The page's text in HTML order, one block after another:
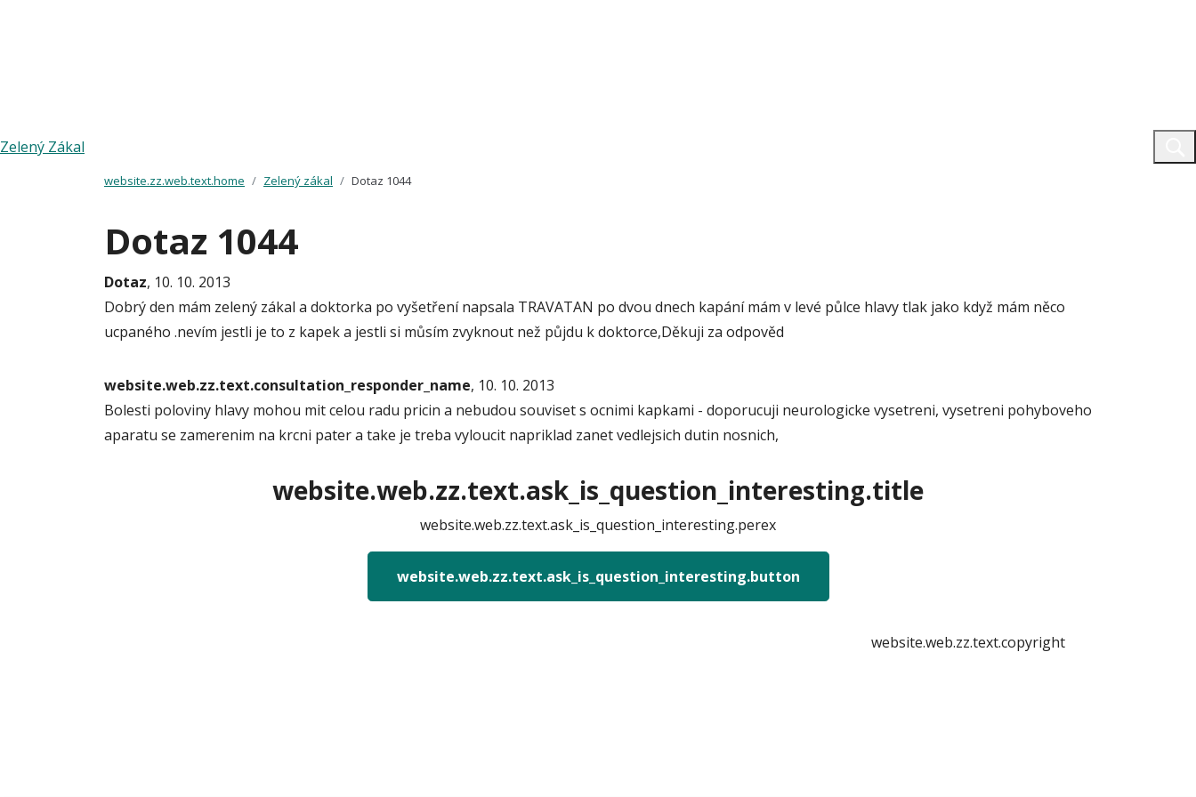
Zelený Zákal
website.zz.web.text.home Zelený zákal Dotaz 1044
Dotaz 1044
Dotaz, 10. 10. 2013
Dobrý den mám zelený zákal a doktorka po vyšetření napsala TRAVATAN po dvou dnech kapání mám v levé půlce hlavy tlak jako když mám něco
ucpaného .nevím jestli je to z kapek a jestli si můsím zvyknout než půjdu k doktorce,Děkuji za odpověd
website.web.zz.text.consultation_responder_name, 10. 10. 2013
Bolesti poloviny hlavy mohou mit celou radu pricin a nebudou souviset s ocnimi kapkami - doporucuji neurologicke vysetreni, vysetreni pohyboveho
aparatu se zamerenim na krcni pater a take je treba vyloucit napriklad zanet vedlejsich dutin nosnich,
website.web.zz.text.ask_is_question_interesting.title
website.web.zz.text.ask_is_question_interesting.perex
website.web.zz.text.ask_is_question_interesting.button
website.web.zz.text.copyright